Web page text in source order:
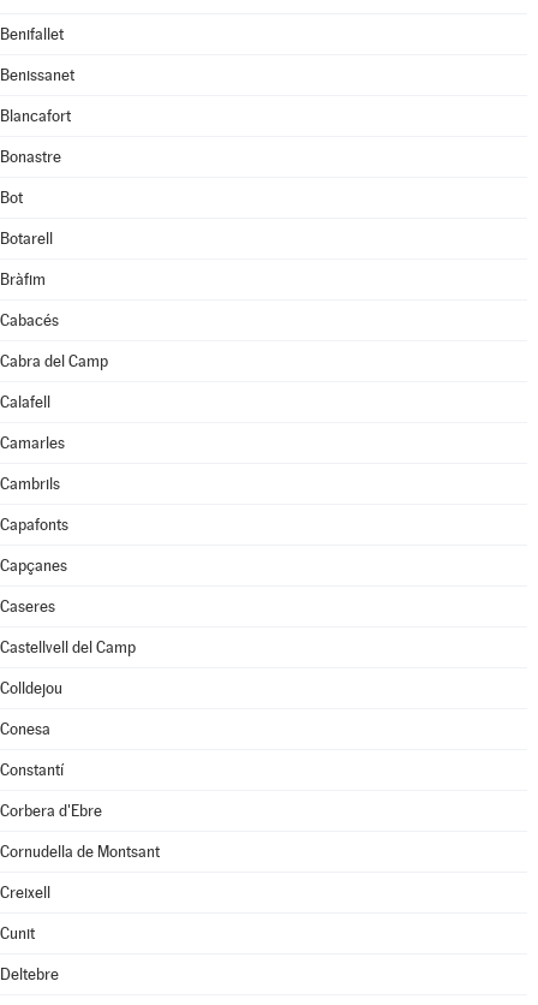
Benifallet
Benissanet
Blancafort
Bonastre
Bot
Botarell
Bràfim
Cabacés
Cabra del Camp
Calafell
Camarles
Cambrils
Capafonts
Capçanes
Caseres
Castellvell del Camp
Colldejou
Conesa
Constantí
Corbera d'Ebre
Cornudella de Montsant
Creixell
Cunit
Deltebre